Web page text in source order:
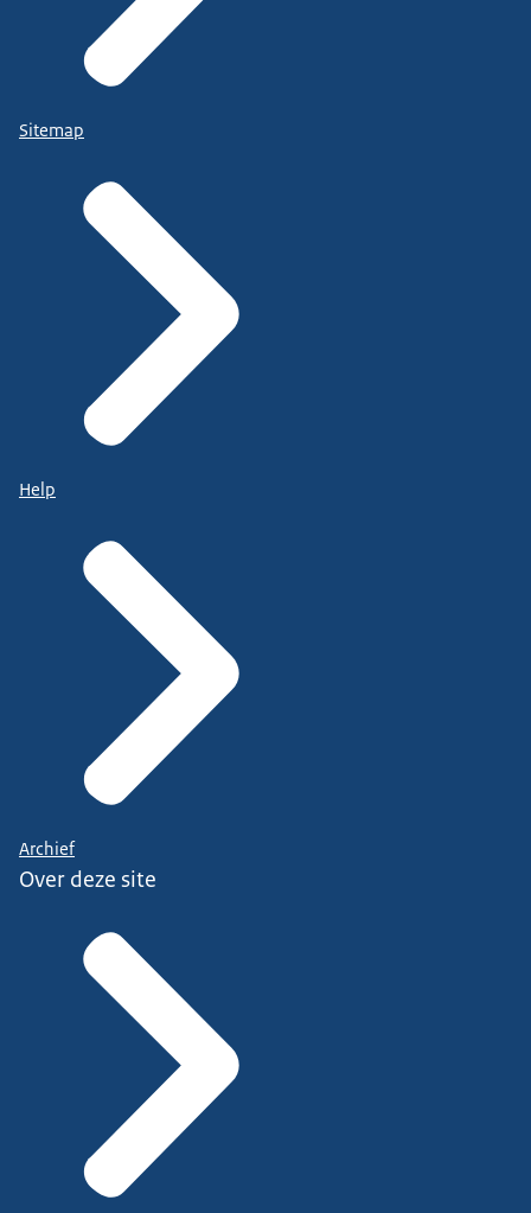
Sitemap
Help
Archief
Over deze site